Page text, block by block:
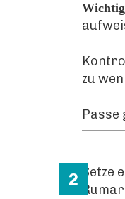
zu
Passe